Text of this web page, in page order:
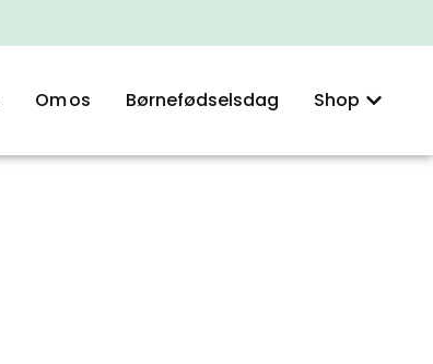
Om os Børnefødselsdag Shop